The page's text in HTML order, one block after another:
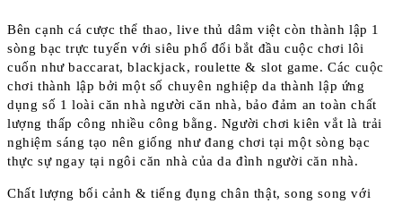
Bên cạnh cá cược thể thao, live thủ dâm việt còn thành lập 1
sòng bạc trực tuyến với siêu phổ đổi bắt đầu cuộc chơi lôi
cuốn như baccarat, blackjack, roulette & slot game. Các cuộc
chơi thành lập bởi một số chuyên nghiệp da thành lập ứng
dụng số 1 loài căn nhà người căn nhà, bảo đảm an toàn chất
lượng thấp công nhiều công bằng. Người chơi kiên vắt là trải
nghiệm sáng tạo nên giống như đang chơi tại một sòng bạc
thực sự ngay tại ngôi căn nhà của da đình người căn nhà.
Chất lượng bối cảnh & tiếng đụng chân thật, song song với